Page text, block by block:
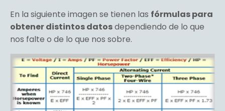
En la siguiente imagen se tienen las fórmulas para
obtener distintos datosdependiendo de lo que
nos falte o de lo que nos sobre.